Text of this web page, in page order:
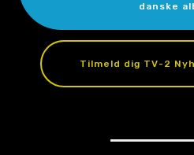
danske
Tilmeld dig TV-2